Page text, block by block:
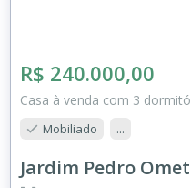
R$ 240.000,00
Casa à venda com 3
Mobiliado ...
Jardim Pedro